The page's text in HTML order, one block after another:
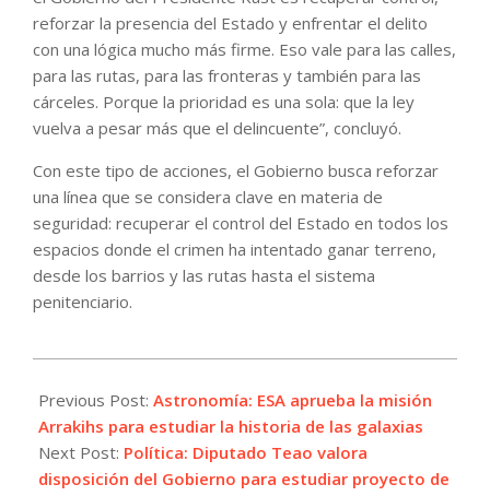
reforzar la presencia del Estado y enfrentar el delito
con una lógica mucho más firme. Eso vale para las calles,
para las rutas, para las fronteras y también para las
cárceles. Porque la prioridad es una sola: que la ley
vuelva a pesar más que el delincuente”, concluyó.
Con este tipo de acciones, el Gobierno busca reforzar
una línea que se considera clave en materia de
seguridad: recuperar el control del Estado en todos los
espacios donde el crimen ha intentado ganar terreno,
desde los barrios y las rutas hasta el sistema
penitenciario.
06-
10
Previous Post: Astronomía: ESA aprueba la misión
Arrakihs para estudiar la historia de las galaxias
Next Post: Política: Diputado Teao valora
disposición del Gobierno para estudiar proyecto de